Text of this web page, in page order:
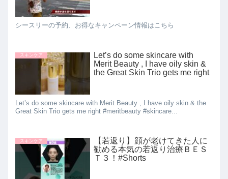
シースリーの予約、お得なキャンペーン情報はこちら
スキンケア
Let’s do some skincare with
Merit Beauty , I have oily skin &
the Great Skin Trio gets me right
Let’s do some skincare with Merit Beauty , I have oily skin & the
Great Skin Trio gets me right #meritbeauty #skincare...
スキンケア
【若返り】顔が老けてきた人に
勧める本気の若返り治療ＢＥＳ
Ｔ３！#Shorts